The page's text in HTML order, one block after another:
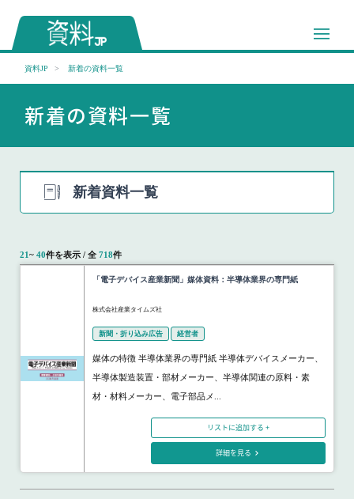
資料JP 新着の資料一覧
新着の資料一覧
新着資料一覧
21~ 40件を表示 / 全 718件
「電子デバイス産業新聞」媒体資料：半導体業界の専門紙
株式会社産業タイムズ社
新聞・折り込み広告 経営者
媒体の特徴 半導体業界の専門紙 半導体デバイスメーカー、
半導体製造装置・部材メーカー、半導体関連の原料・素
材・材料メーカー、電子部品メ...
リストに追加する +
詳細を見る